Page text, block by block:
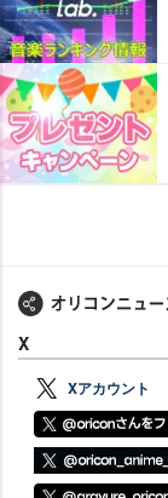
X
Xアカウント